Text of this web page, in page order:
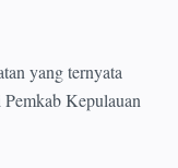
yang ternyata
Kepulauan